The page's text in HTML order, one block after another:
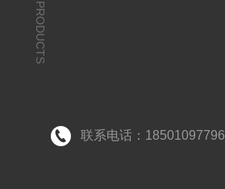
PRODUCTS
联系电话：18501097796